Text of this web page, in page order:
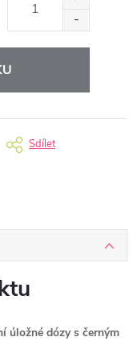
Sdílet
úložné dózy s černým